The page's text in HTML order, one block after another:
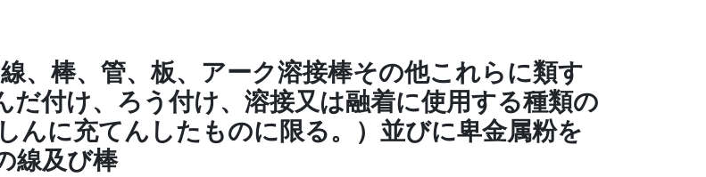
、棒、管、板、アーク溶接棒その他これらに類す
だ付け、ろう付け、溶接又は融着に使用する種類の
んに充てんしたものに限る。）並びに卑金属粉を
線及び棒